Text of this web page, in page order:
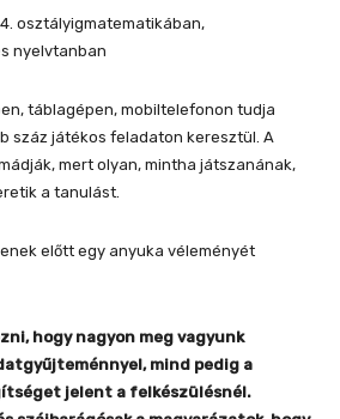
osztályigmatematikában,
nyelvtanban
táblagépen, mobiltelefonon tudja
száz játékos feladaton keresztül. A
mert olyan, mintha játszanának,
a tanulást.
előtt egy anyuka véleményét
hogy nagyon meg vagyunk
mind pedig a
jelent a felkészülésnél.